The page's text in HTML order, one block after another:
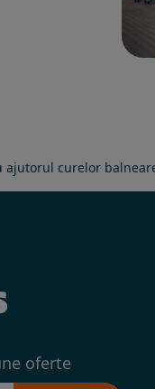
curelor
oferte